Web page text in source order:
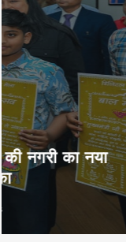
खेल Udaipur
पिम्स मेवाड़ कप
रियल स्टेट्स ने